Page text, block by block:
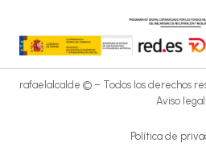
rafaelalcalde © – Todos los derechos
Aviso legal
Política de